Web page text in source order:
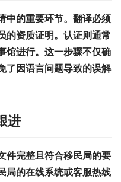
中的重要环节。翻译必须
的资质证明。认证则通常
馆进行。这一步骤不仅确
了因语言问题导致的误解
进
件完整且符合移民局的要
局的在线系统或客服热线